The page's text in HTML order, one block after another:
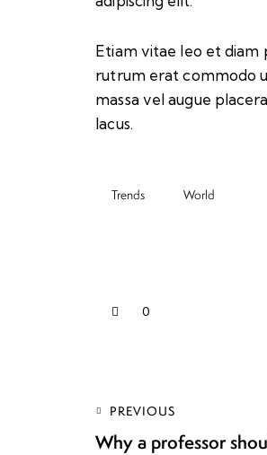
Etiam vitae leo et diam
rutrum erat commodo
massa vel augue
lacus.
Trends World
0
PREVIOUS
Why a professor